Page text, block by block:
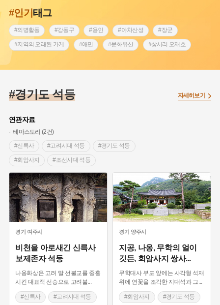
#인기태그
#의병활동 #강동구 #용인 #아차산성 #장군
#지역의 오래된 가게 #애민 #문화유산 #상서리 오재호
#허준 #28독립선언 #지명유래
#여성독립운동가
#백년가게
#단지 #설화 #인물설화 #대한애국부인회
#고구마 #김마리아 #바위설화
#강진 #블루리본 #전설 #조선시대 문신
#여성 독립운동가 #지역의 설화 #성곽 #어린이역사콘텐츠
#내시 #내성 #먼우금 #징채 #제주도설화 #영산강
#대한민국임시정부 #강서구 #마을 #종로구 #노원구
#부산 #용인의 전설
#경기도설화 #남자현 #한의학 #동화 #임시의정원
#황해도 #산성 #공예품 #영산포
#경기도 석등
연관자료
테마스토리 (2건)
#신륵사
#고려시대 석등 #경기도 석등
#회암사지 #조선시대 석등
자세히보기
경기 여주시
비천을 아로새긴 신륵사
보제존자 석등
나옹화상은 고려 말 선불교를 중흥
시킨 대표적 선승으로 고려불
#신륵사 #고려시대 석등
경기 양주시
지공, 나옹, 무학의 얼이
깃든, 회암사지 쌍사...
무학대사 부도 앞에는 사각형 석재
위에 연꽃을 조각한 지대석과 그
#회암사지 #경기도 석등